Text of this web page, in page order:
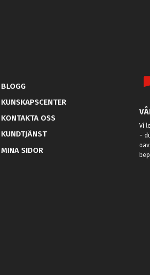
BLOGG
KUNSKAPSCENTER
KONTAKTA OSS
KUNDTJÄNST
MINA SIDOR
Vi
–